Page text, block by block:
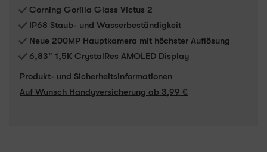
Corning Gorilla Glass Victus 2
IP68 Staub- und Wasserbeständigkeit
Neue 200MP Hauptkamera mit höchster Auflösung
6,83" 1,5K CrystalRes AMOLED Display
Produkt- und Sicherheitsinformationen
Auf Wunsch Handyversicherung ab 3,99 €